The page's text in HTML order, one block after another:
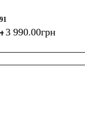
3 990.00грн